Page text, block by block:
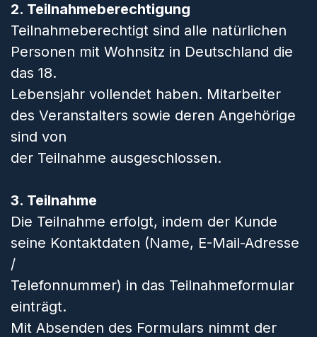
2. Teilnahmeberechtigung
Teilnahmeberechtigt sind alle natürlichen
Personen mit Wohnsitz in Deutschland die
das 18.
Lebensjahr vollendet haben. Mitarbeiter
des Veranstalters sowie deren Angehörige
sind von
der Teilnahme ausgeschlossen.
3. Teilnahme
Die Teilnahme erfolgt, indem der Kunde
seine Kontaktdaten (Name, E-Mail-Adresse
/
Telefonnummer) in das Teilnahmeformular
einträgt.
Mit Absenden des Formulars nimmt der